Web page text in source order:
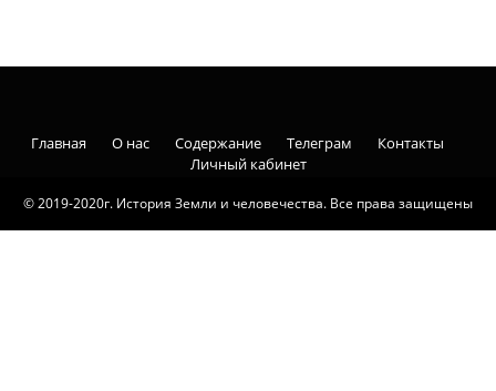
© 2019-2020г. История Земли и человечества. Все права защищены
Главная О нас Содержание Телеграм
Контакты
Личный кабинет